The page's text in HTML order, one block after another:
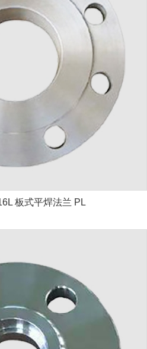
板式平焊法兰 PL